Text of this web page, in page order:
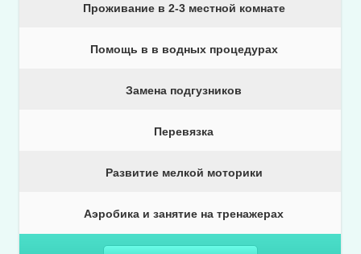
Проживание в 2-3 местной комнате
Помощь в в водных процедурах
Замена подгузников
Перевязка
Развитие мелкой моторики
Аэробика и занятие на тренажерах